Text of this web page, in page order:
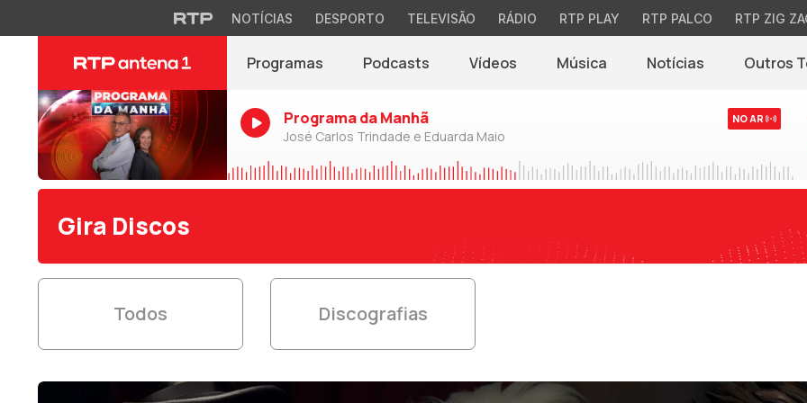
NOTÍCIAS DESPORTO TELEVISÃO RÁDIO RTP PLAY RTP PALCO RTP ZIG
Programas Podcasts Vídeos Música Notícias(abre em nova
Outros
Programa da Manhã
José Carlos Trindade e Eduarda Maio
NO AR
Gira Discos
Todos Discografias